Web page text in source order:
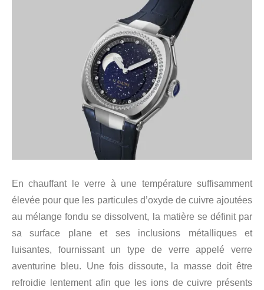
En chauffant le verre à une température suffisamment
élevée pour que les particules d’oxyde de cuivre ajoutées
au mélange fondu se dissolvent, la matière se définit par
sa surface plane et ses inclusions métalliques et
luisantes, fournissant un type de verre appelé verre
aventurine bleu. Une fois dissoute, la masse doit être
refroidie lentement afin que les ions de cuivre présents